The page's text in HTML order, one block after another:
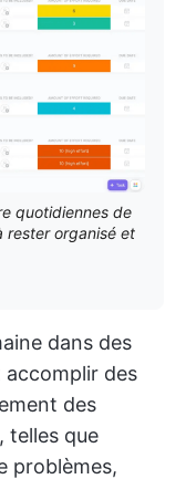
quotidiennes de
rester organisé et
dans des
accomplir des
des
telles que
problèmes,